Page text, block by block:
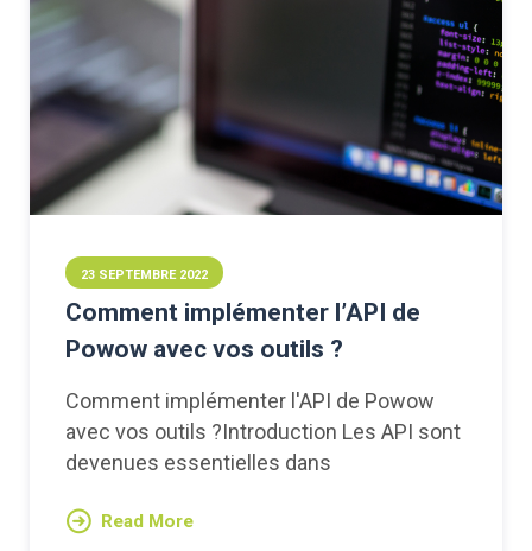
23 SEPTEMBRE 2022
Comment implémenter l’API de
Powow avec vos outils ?
Comment implémenter l'API de Powow
avec vos outils ?Introduction Les API sont
devenues essentielles dans
Read More